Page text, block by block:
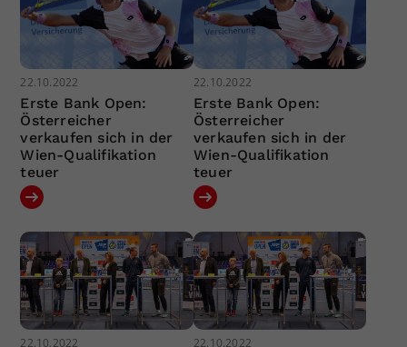
22.10.2022
Erste Bank Open:
Österreicher
verkaufen sich in der
Wien-Qualifikation
teuer
22.10.2022
Erste Bank Open:
Österreicher
verkaufen sich in der
Wien-Qualifikation
teuer
22.10.2022 22.10.2022